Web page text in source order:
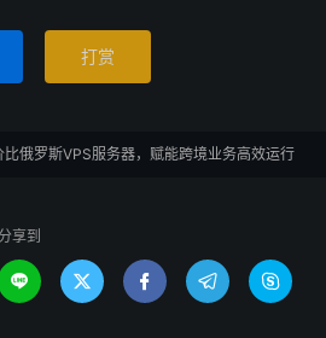
适合需要高频数据交互、视频内容
斯本土网络，有效降低本地及周边
务竞争力。
打赏
比俄罗斯VPS服务器，赋能跨境业务高效运行
享到
    